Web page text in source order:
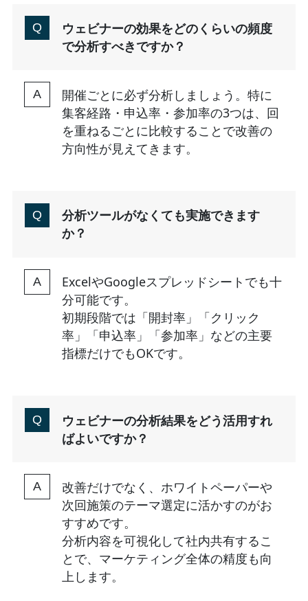
ウェビナーの効果をどのくらいの頻度
で分析すべきですか？
開催ごとに必ず分析しましょう。特に
集客経路・申込率・参加率の3つは、回
を重ねるごとに比較することで改善の
方向性が見えてきます。
分析ツールがなくても実施できます
か？
ExcelやGoogleスプレッドシートでも十
分可能です。
初期段階では「開封率」「クリック
率」「申込率」「参加率」などの主要
指標だけでもOKです。
ウェビナーの分析結果をどう活用すれ
ばよいですか？
改善だけでなく、ホワイトペーパーや
次回施策のテーマ選定に活かすのがお
すすめです。
分析内容を可視化して社内共有するこ
とで、マーケティング全体の精度も向
上します。